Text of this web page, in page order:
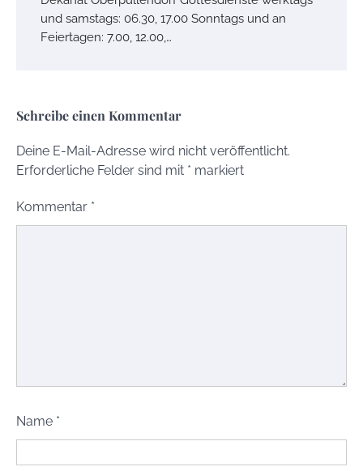
und samstags: 06.30, 17.00 Sonntags und an
Feiertagen: 7.00, 12.00,…
Schreibe einen Kommentar
Deine E-Mail-Adresse wird nicht veröffentlicht.
Erforderliche Felder sind mit * markiert
Kommentar *
Name *